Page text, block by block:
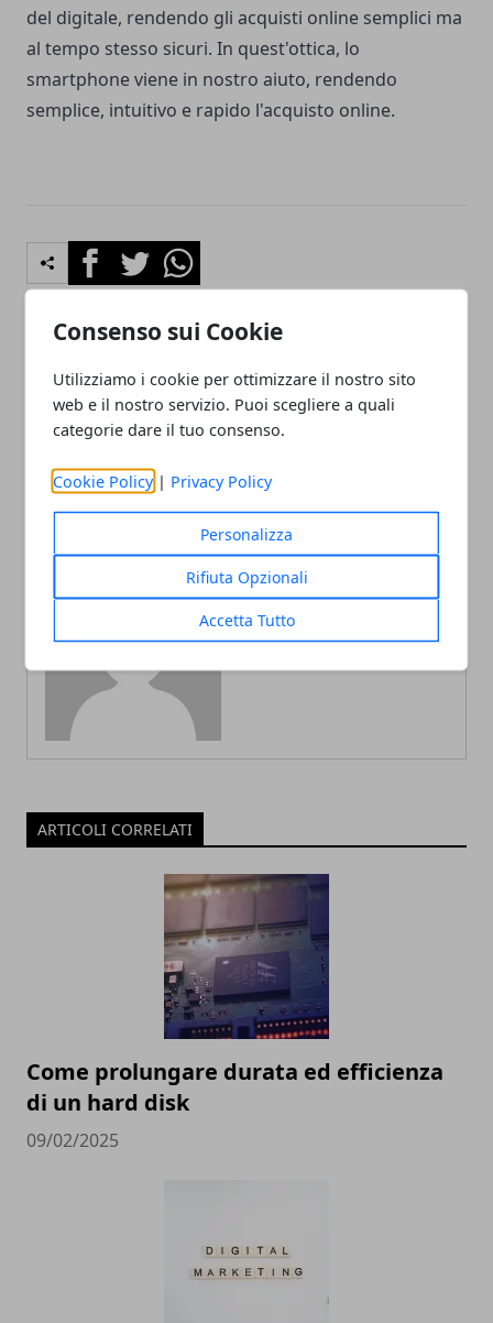
Consenso sui Cookie
Utilizziamo i cookie per ottimizzare il nostro sito
web e il nostro servizio. Puoi scegliere a quali
categorie dare il tuo consenso.
Cookie Policy | Privacy Policy
Personalizza
Rifiuta Opzionali
Accetta Tutto
del digitale, rendendo gli acquisti online semplici ma
al tempo stesso sicuri. In quest'ottica, lo
smartphone viene in nostro aiuto, rendendo
semplice, intuitivo e rapido l'acquisto online.
FacebookTwitterWhatsapp
Articolo Precedente
Accessori per il gaming,
ecco quelli che non
Articolo Successivo
Asana Rebel: come
Redazione
ARTICOLI CORRELATI
Come prolungare durata ed efficienza
di un hard disk
09/02/2025